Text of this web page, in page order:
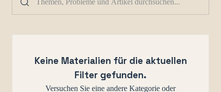
Keine Materialien für die aktuellen
Filter gefunden.
Versuchen Sie eine andere Kategorie oder